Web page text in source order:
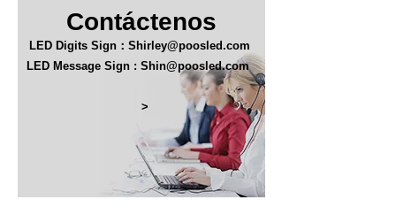
Contáctenos
LED Digits Sign：Shirley@poosled.com
LED Message Sign : Shin@poosled.com
>